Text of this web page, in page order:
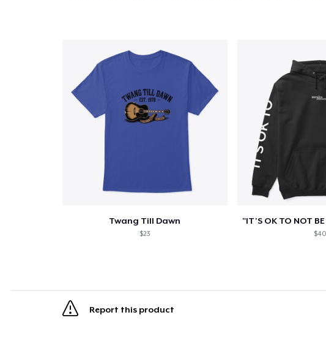
Twang Till Dawn
$23 $40
Report this product